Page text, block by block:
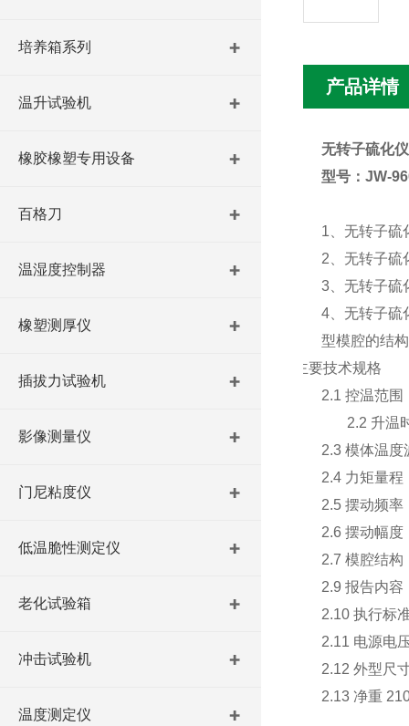
培养箱系列
温升试验机
橡胶橡塑专用设备
百格刀
温湿度控制器
橡塑测厚仪
插拔力试验机
影像测量仪
门尼粘度仪
低温脆性测定仪
老化试验箱
冲击试验机
温度测定仪
产品详情
无转子硫化仪
型号： JW-
1、无转子硫
2、无转子硫
3、无转子硫
4、无转子硫
型模腔的结
主要技术规格
2.1 控温范
2.2 升温时
2.3 模体温
2.4 力矩量程
2.5 摆动频率
2.6 摆动幅度
2.7 模腔结构
2.9 报告内容
2.10 执行标
2.11 电源电
2.12 外型尺
2.13 净重